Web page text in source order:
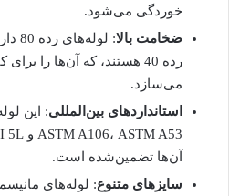
خوردگی می‌شود.
ضخامت بالا
:
رده 40 هستند، که آن‌ها را
می‌سازد.
استانداردهای بین‌المللی: این
آن‌ها تضمین‌شده است.
سایزهای متنوع